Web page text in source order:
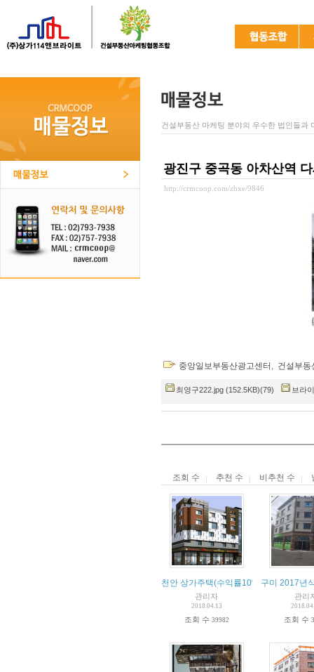
건설부동산 마케팅 분야의 우수한 법인들과
광진구 중곡동 아차산역
http://crmcoop.com/zbxe/9846
중앙일보부동산광고센터 , 건설부동
최영구222.jpg (152.5KB)(79) 브라
조회 수 추천 수 비추천 수
천안 상가주택(수익률10%)
관리자
2018.04.13
조회 수 39982
구미 2017년
관리
조회 수